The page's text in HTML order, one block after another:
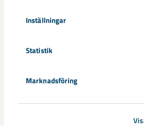
Inställningar
Statistik
Marknadsföring
climate positive by 2030”, (16.30-18.00)
Fredag 13 december